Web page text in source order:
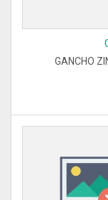
GANCHO